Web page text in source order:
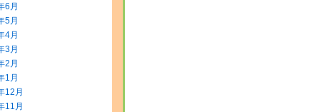
6月
5月
4月
3月
2月
1月
12月
11月